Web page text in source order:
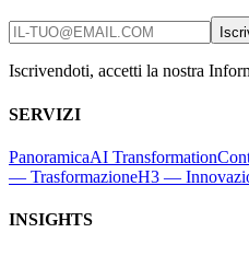
Iscrivendoti, accetti la nostra
SERVIZI
PanoramicaAI Transformation
— TrasformazioneH3 —
INSIGHTS